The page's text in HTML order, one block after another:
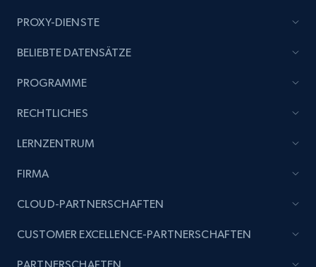
Etsy
Reviews count shop, Reviews count item, Initial
Etsy - Collect data on products using
specified keywords
PROXY-DIENSTE
BELIEBTE DATENSÄTZE
PROGRAMME
RECHTLICHES
LERNZENTRUM
FIRMA
CLOUD-PARTNERSCHAFTEN
CUSTOMER EXCELLENCE-PARTNERSCHAFTEN